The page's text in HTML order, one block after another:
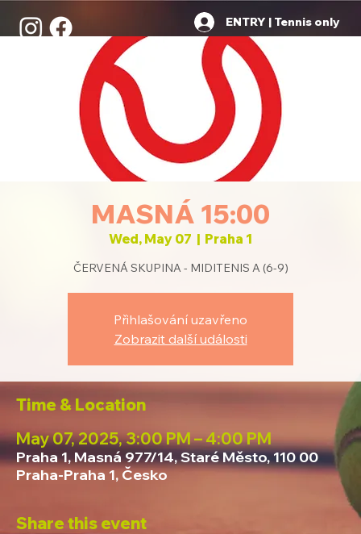
ENTRY | Tennis only
MASNÁ 15:00
Wed, May 07
  |
Praha 1
ČERVENÁ SKUPINA - MIDITENIS A (6-9)
Přihlašování uzavřeno
Zobrazit další události
Time & Location
May 07, 2025, 3:00 PM – 4:00 PM
Praha 1, Masná 977/14, Staré Město, 110 00
Praha-Praha 1, Česko
Share this event